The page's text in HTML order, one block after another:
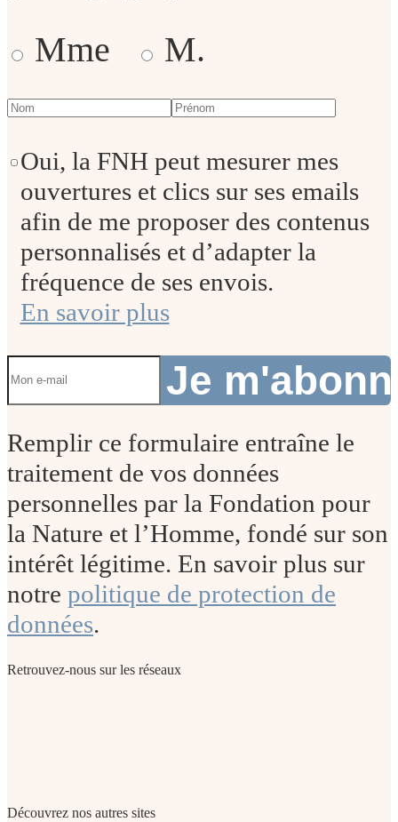
Mme M.
Oui, la FNH peut mesurer mes
ouvertures et clics sur ses emails
afin de me proposer des contenus
personnalisés et d’adapter la
fréquence de ses envois.
En savoir plus
Je
Remplir ce formulaire entraîne le
traitement de vos données
personnelles par la Fondation pour
la Nature et l’Homme, fondé sur son
intérêt légitime. En savoir plus sur
notre politique de protection de
données.
Retrouvez-nous sur les réseaux
Découvrez nos autres sites